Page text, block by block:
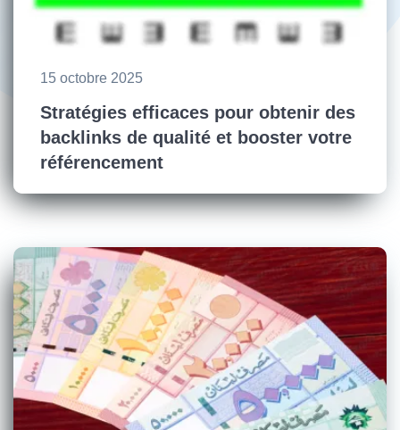
15 octobre 2025
Stratégies efficaces pour obtenir des
backlinks de qualité et booster votre
référencement